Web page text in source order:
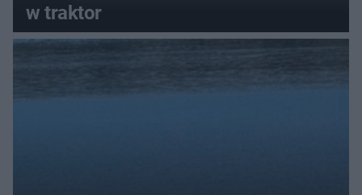
w traktor